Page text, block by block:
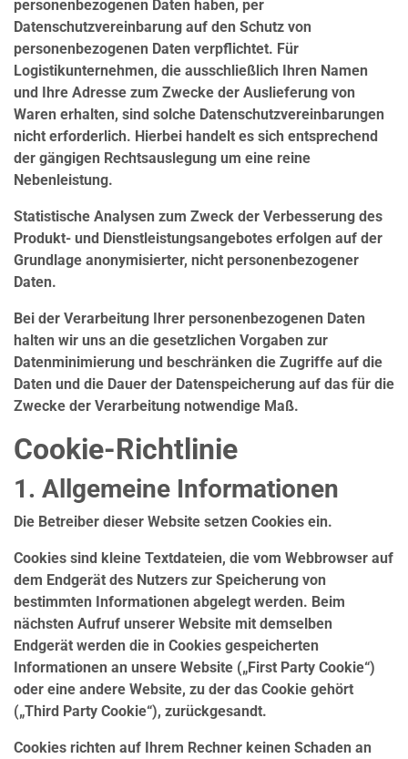
personenbezogenen Daten haben, per
Datenschutzvereinbarung auf den Schutz von
personenbezogenen Daten verpflichtet. Für
Logistikunternehmen, die ausschließlich Ihren Namen
und Ihre Adresse zum Zwecke der Auslieferung von
Waren erhalten, sind solche Datenschutzvereinbarungen
nicht erforderlich. Hierbei handelt es sich entsprechend
der gängigen Rechtsauslegung um eine reine
Nebenleistung.
Statistische Analysen zum Zweck der Verbesserung des
Produkt- und Dienstleistungsangebotes erfolgen auf der
Grundlage anonymisierter, nicht personenbezogener
Daten.
Bei der Verarbeitung Ihrer personenbezogenen Daten
halten wir uns an die gesetzlichen Vorgaben zur
Datenminimierung und beschränken die Zugriffe auf die
Daten und die Dauer der Datenspeicherung auf das für die
Zwecke der Verarbeitung notwendige Maß.
Cookie-Richtlinie
1. Allgemeine Informationen
Die Betreiber dieser Website setzen Cookies ein.
Cookies sind kleine Textdateien, die vom Webbrowser auf
dem Endgerät des Nutzers zur Speicherung von
bestimmten Informationen abgelegt werden. Beim
nächsten Aufruf unserer Website mit demselben
Endgerät werden die in Cookies gespeicherten
Informationen an unsere Website („First Party Cookie“)
oder eine andere Website, zu der das Cookie gehört
(„Third Party Cookie“), zurückgesandt.
Cookies richten auf Ihrem Rechner keinen Schaden an